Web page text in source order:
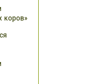
коров»